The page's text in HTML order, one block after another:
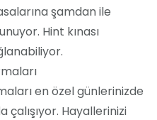
şamdan ile
Hint kınası
en özel günlerinizde
çalışıyor. Hayallerinizi